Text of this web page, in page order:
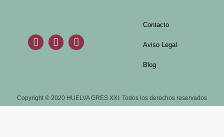
Contacto
Aviso Legal
Blog
Copyright © 2020 HUELVA GRES XXI. Todos los derechos reservados